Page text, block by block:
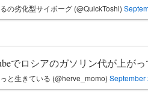
の劣化型サイボーグ (@QuickToshi)
でロシアのガソリン代が上が
と生きている (@herve_momo) September